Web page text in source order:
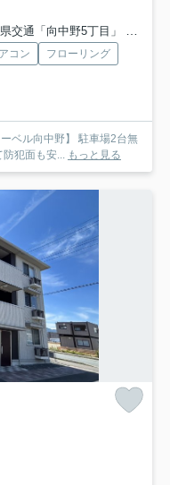
向中野5丁目」 停歩6分
コン
フローリング
野】 駐車場2台無
防犯面も安... もっと見る